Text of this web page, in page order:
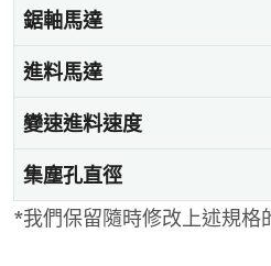
鋸軸馬達
進料馬達
變速進料速度
集塵孔直徑
*我們保留隨時修改上述規格